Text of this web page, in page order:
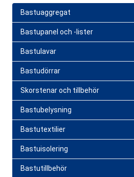
Bastuaggregat
Bastupanel och -lister
Bastulavar
Bastudörrar
Skorstenar och tillbehör
Bastubelysning
Bastutextilier
Bastuisolering
Bastutillbehör